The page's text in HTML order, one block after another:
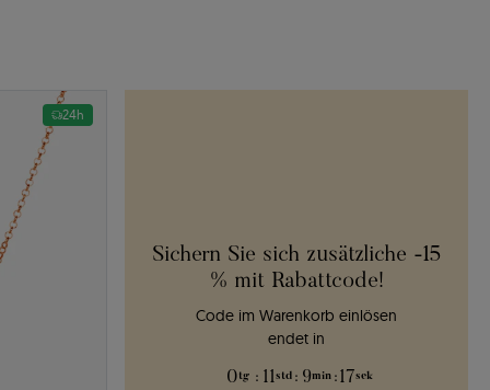
Sichern Sie sich zusätzliche -15
% mit Rabattcode!
Code im Warenkorb einlösen
endet in
0 tg : 11std : 9min :16sek
24h